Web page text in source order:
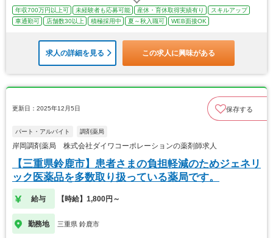
年収700万円以上可 未経験者も応募可能 産休・育休取得実績有り
スキルアップ
車通勤可
店舗数30以上 積極採用中 夏～秋入職可 WEB面接OK
求人の詳細を見る この求人に興味がある
更新日：2025年12月5日 保存する
パート・アルバイト 調剤薬局
岸岡調剤薬局 株式会社ダイワコーポレーションの薬剤師求人
【三重県鈴鹿市】患者さまの負担軽減のためジェネリ
ック医薬品を多数取り扱っている薬局です。
給与 【時給】1,800円～
勤務地 三重県 鈴鹿市